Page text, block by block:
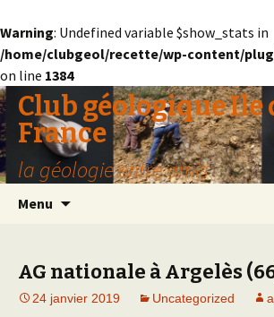
Warning: Undefined variable $show_stats in
/home/clubgeol/recette/wp-content/
on line 1384
Club géologique Ile
France
la géologie entre amis
Menu
AG nationale à Argelès
24 janvier 2019 Uncategorized